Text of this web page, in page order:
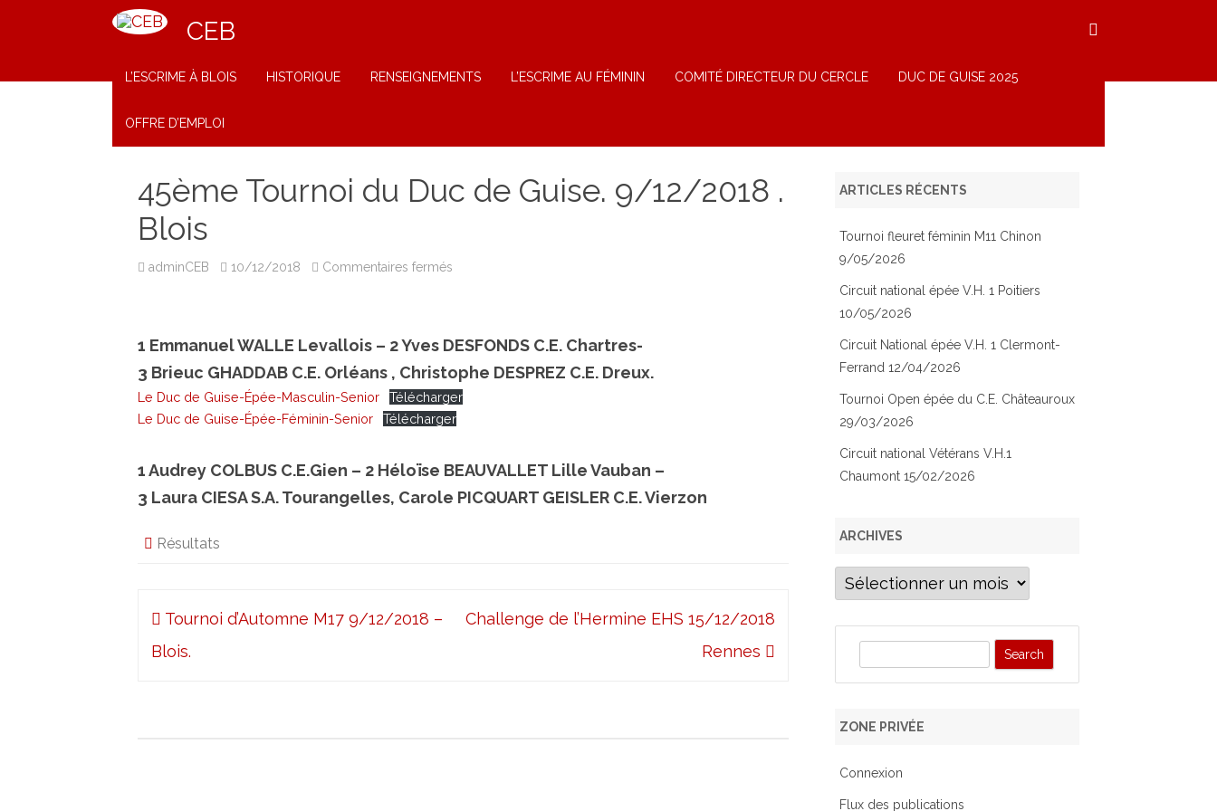
CEB
L’ESCRIME À BLOIS HISTORIQUE RENSEIGNEMENTS L’ESCRIME AU FÉMININ COMITÉ DIRECTEUR DU CERCLE DUC DE GUISE 2025
OFFRE D’EMPLOI
45ème Tournoi du Duc de Guise. 9/12/2018 .
Blois
adminCEB 10/12/2018 Commentaires fermés
Guise.
9/12/2018
.
Blois
1 Emmanuel WALLE Levallois – 2 Yves DESFONDS C.E. Chartres-
3 Brieuc GHADDAB C.E. Orléans , Christophe DESPREZ C.E. Dreux.
Le Duc de Guise-Épée-Masculin-Senior
Télécharger
Le Duc de Guise-Épée-Féminin-Senior
Télécharger
1 Audrey COLBUS C.E.Gien – 2 Héloïse BEAUVALLET Lille Vauban –
3 Laura CIESA S.A. Tourangelles, Carole PICQUART GEISLER C.E. Vierzon
Résultats
Navigation
de
Tournoi d’Automne M17 9/12/2018 –
Blois.
Challenge de l’Hermine EHS 15/12/2018
Rennes
ARTICLES RÉCENTS
Tournoi fleuret féminin M11 Chinon
9/05/2026
Circuit national épée V.H. 1 Poitiers
10/05/2026
Circuit National épée V.H. 1 Clermont-
Ferrand 12/04/2026
Tournoi Open épée du C.E. Châteauroux
29/03/2026
Circuit national Vétérans V.H.1
Chaumont 15/02/2026
ARCHIVES
Archives
ZONE PRIVÉE
Connexion
Flux des publications